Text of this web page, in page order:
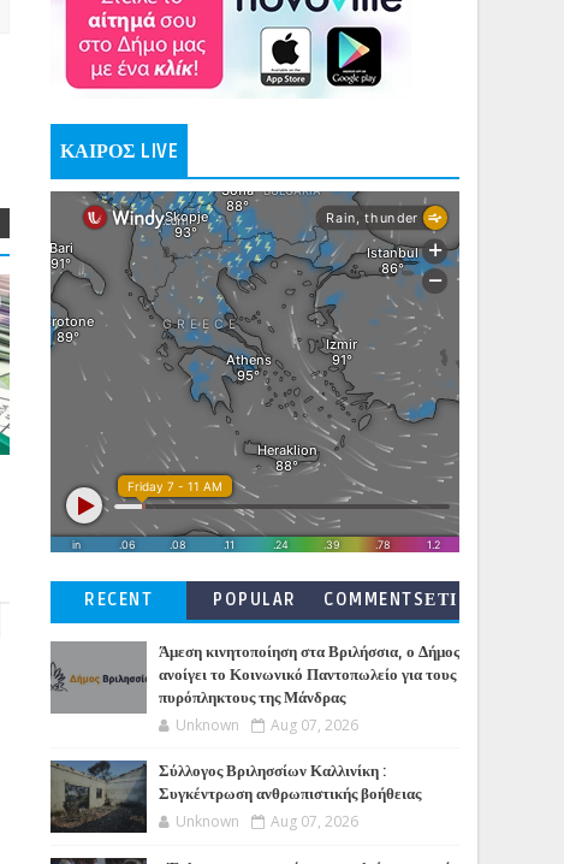
ΚΑΙΡΟΣ LIVE
RECENT POPULAR
COMMENTSΕΤΙ
Άμεση κινητοποίηση στα Βριλήσσια, ο Δήμος
ανοίγει το Κοινωνικό Παντοπωλείο για τους
πυρόπληκτους της Μάνδρας
Unknown Aug 07, 2026
Σύλλογος Βριλησσίων Καλλινίκη :
Συγκέντρωση ανθρωπιστικής βοήθειας
Unknown Aug 07, 2026